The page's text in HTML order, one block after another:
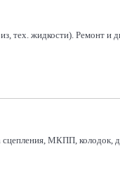
жидкости). Ремонт и
сцепления, МКПП,